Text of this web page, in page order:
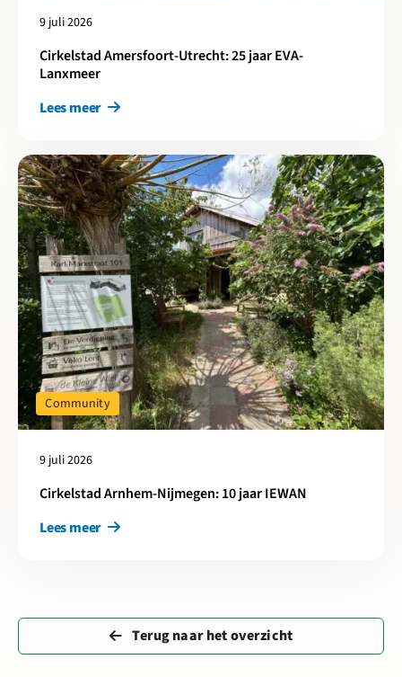
9 juli 2026
Cirkelstad Amersfoort-Utrecht: 25 jaar EVA-
Lanxmeer
Lees meer
9 juli 2026
Cirkelstad Arnhem-Nijmegen: 10 jaar IEWAN
Community
Lees meer
Lees meer over Cirkelstad Arnhem-Nijmegen: 10 jaar IEWAN
Terug naar het overzicht